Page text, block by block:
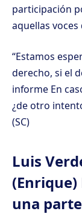
participación
aquellas
“Estamos
derecho, si el
informe En
¿de otro
(SC)
Luis
una